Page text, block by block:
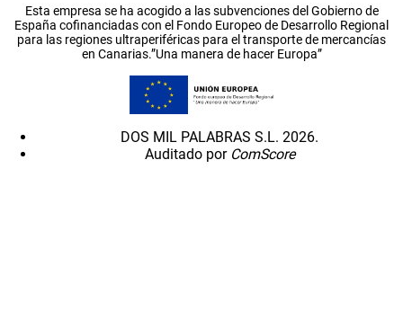
Esta empresa se ha acogido a las subvenciones del Gobierno de
España cofinanciadas con el Fondo Europeo de Desarrollo Regional
para las regiones ultraperiféricas para el transporte de mercancías
en Canarias.”Una manera de hacer Europa”
DOS MIL PALABRAS S.L. 2026.
Auditado por ComScore